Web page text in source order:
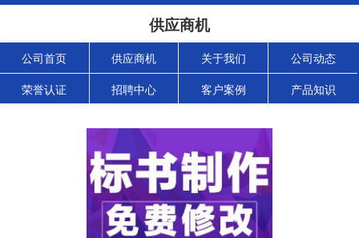
供应商机
公司首页 供应商机 关于我们 公司动态
荣誉认证 招聘中心 客户案例 产品知识